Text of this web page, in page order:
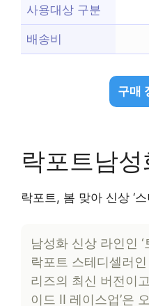
사용대상 구분
배송비
구매
락포트남
락포트, 봄 맞아 신상 ‘스
남성화 신상 라인인
락포트 스테디셀러
리즈의 최신 버전이
이드 II 레이스업’은